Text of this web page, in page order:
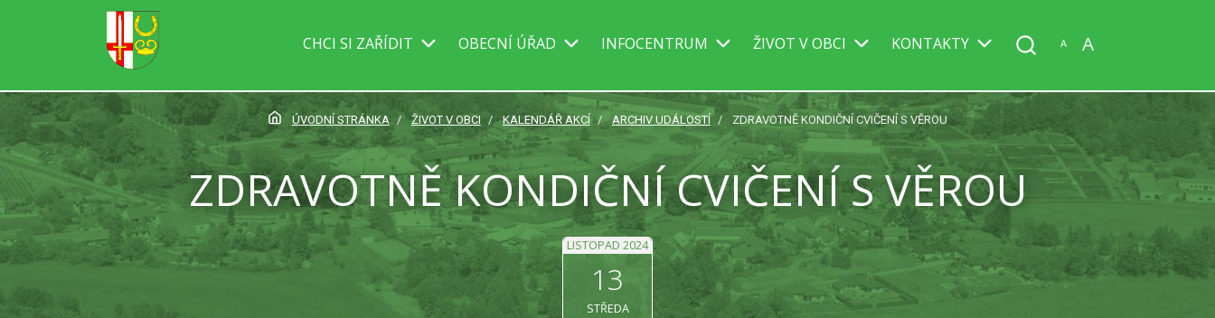
CHCI SI ZAŘÍDIT OBECNÍ ÚŘAD INFOCENTRUM ŽIVOT V OBCI KONTAKTY A A
ÚVODNÍ STRÁNKA ŽIVOT V OBCI KALENDÁŘ AKCÍ ARCHIV UDÁLOSTÍ ZDRAVOTNĚ KONDIČNÍ CVIČENÍ S VĚROU
ZDRAVOTNĚ KONDIČNÍ CVIČENÍ S VĚROU
LISTOPAD 2024
13
STŘEDA